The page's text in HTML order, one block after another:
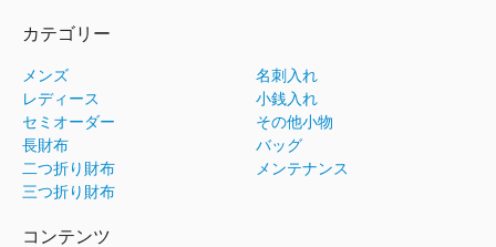
カテゴリー
メンズ
レディース
セミオーダー
長財布
二つ折り財布
三つ折り財布
名刺入れ
小銭入れ
その他小物
バッグ
メンテナンス
コンテンツ